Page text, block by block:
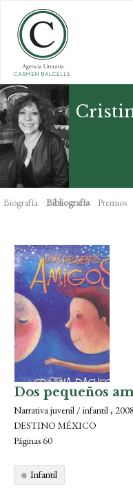
main
content
Biografía Bibliografía Premios
Dos pequeños
Narrativa juvenil / infantil , 2008
DESTINO MÉXICO
Páginas 60
Infantil